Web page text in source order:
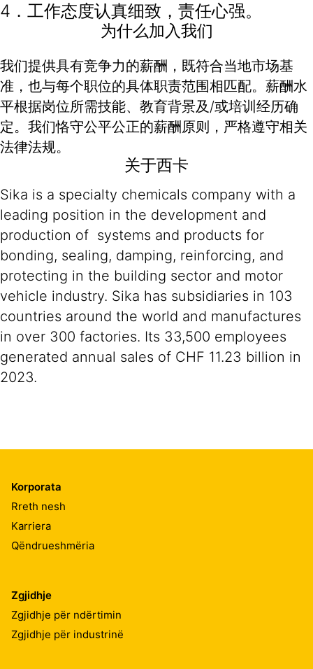
4．工作态度认真细致，责任心强。
为什么加入我们
我们提供具有竞争力的薪酬，既符合当地市场基
准，也与每个职位的具体职责范围相匹配。薪酬水
平根据岗位所需技能、教育背景及/或培训经历确
定。我们恪守公平公正的薪酬原则，严格遵守相关
法律法规。
关于西卡
Sika is a specialty chemicals company with a
leading position in the development and
production of systems and products for
bonding, sealing, damping, reinforcing, and
protecting in the building sector and motor
vehicle industry. Sika has subsidiaries in 103
countries around the world and manufactures
in over 300 factories. Its 33,500 employees
generated annual sales of CHF 11.23 billion in
2023.
Korporata
Rreth nesh
Karriera
Qëndrueshmëria
Zgjidhje
Zgjidhje për ndërtimin
Zgjidhje për industrinë